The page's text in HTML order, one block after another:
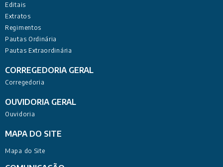
Editais
Extratos
Regimentos
Pautas Ordinária
Pautas Extraordinária
CORREGEDORIA GERAL
Corregedoria
OUVIDORIA GERAL
Ouvidoria
MAPA DO SITE
Mapa do Site